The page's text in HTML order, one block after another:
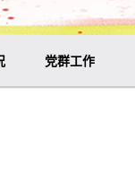
党群工作